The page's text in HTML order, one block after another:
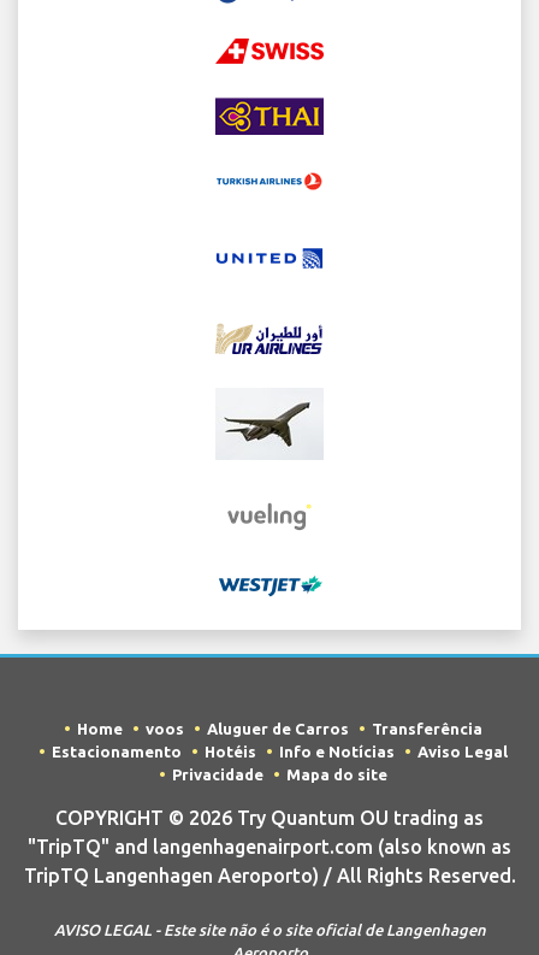
Home voos Aluguer de Carros
Transferência
Estacionamento
Hotéis Info e Notícias
Aviso Legal
Privacidade
Mapa do site
COPYRIGHT © 2026 Try Quantum OU trading as
"TripTQ" and langenhagenairport.com (also known as
TripTQ Langenhagen Aeroporto) / All Rights Reserved.
AVISO LEGAL - Este site não é o site oficial de Langenhagen